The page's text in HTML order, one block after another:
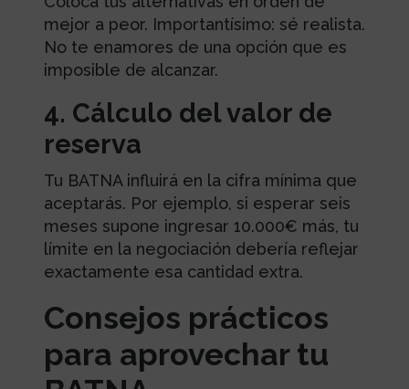
mejor a peor. Importantísimo: sé realista.
No te enamores de una opción que es
imposible de alcanzar.
4. Cálculo del valor de
reserva
Tu BATNA influirá en la cifra mínima que
aceptarás. Por ejemplo, si esperar seis
meses supone ingresar 10.000€ más, tu
límite en la negociación debería reflejar
exactamente esa cantidad extra.
Consejos prácticos
para aprovechar tu